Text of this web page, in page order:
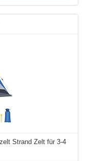
Strand Zelt für 3-4